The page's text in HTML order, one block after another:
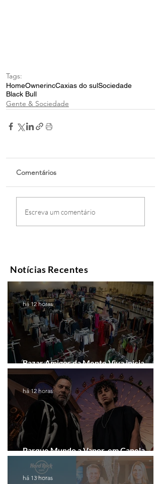
Tags:
HomeOwnerincCaxias do sulSociedade
Black Bull
Gente & Sociedade
Comentários
Escreva um comentário
Notícias Recentes
Bazar Amigos da Mente Viva inicia
arrecadação em Gramado e Canela
há 12 horas
Parque Mundo a Vapor, em Canela,
recebe festival eletrônico em agosto
há 12 horas
há 13 horas